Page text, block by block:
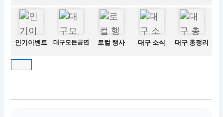
인기이벤트 대구모든공연 로컬 행사 대구 소식 대구 총정리